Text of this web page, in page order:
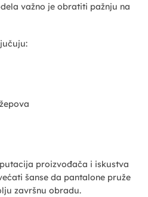
važno je obratiti pažnju na
proizvođača i iskustva
šanse da pantalone pruže
završnu obradu.